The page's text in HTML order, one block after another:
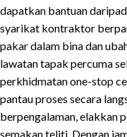
dapatkan bantuan
syarikat kontraktor
pakar dalam bina dan
lawatan tapak percuma
perkhidmatan one-stop
pantau proses secara
berpengalaman, elakkan
semakan teliti. Dengan